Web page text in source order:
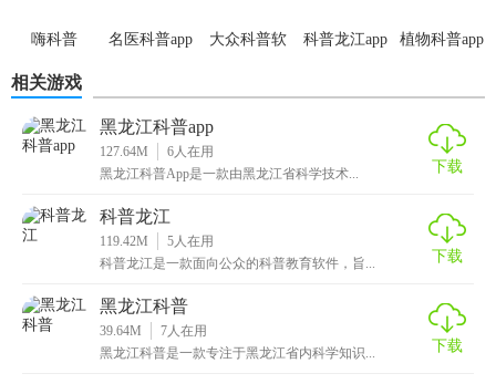
2. 实时更新：应用内容实时更新，让用户随时获取最新的科
技、科普信息。
3. 定制服务：可以根据用户的兴趣和需求，推送个性化的科
技、科普信息，让用户更加及时地了解相关资讯。
【科普龙江app测评】
科普龙江应用是一款非常实用、便捷的科普智能应用，对于
未来的发展中，该应用将会不断完善和优化，为用户提供更
加优质、全面的服务。
嗨科普 名医科普app
大众科普软
科普龙江app 植物科普app
相关游戏
黑龙江科普app
127.64M 6 人在用
黑龙江科普App是一款由黑龙江省科学技术...
下载
科普龙江
119.42M 5 人在用
科普龙江是一款面向公众的科普教育软件，旨...
下载
黑龙江科普
39.64M 7 人在用
黑龙江科普是一款专注于黑龙江省内科学知识...
下载